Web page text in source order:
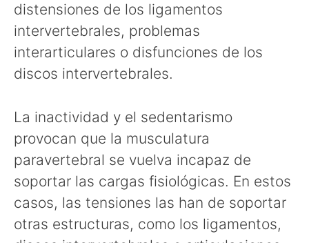
distensiones de los ligamentos
intervertebrales, problemas
interarticulares o disfunciones de los
discos intervertebrales.
La inactividad y el sedentarismo
provocan que la musculatura
paravertebral se vuelva incapaz de
soportar las cargas fisiológicas. En estos
casos, las tensiones las han de soportar
otras estructuras, como los ligamentos,